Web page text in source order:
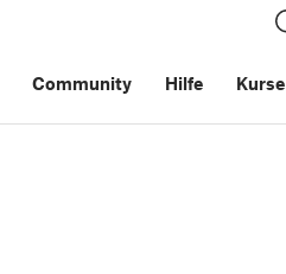
Community Hilfe Kurse